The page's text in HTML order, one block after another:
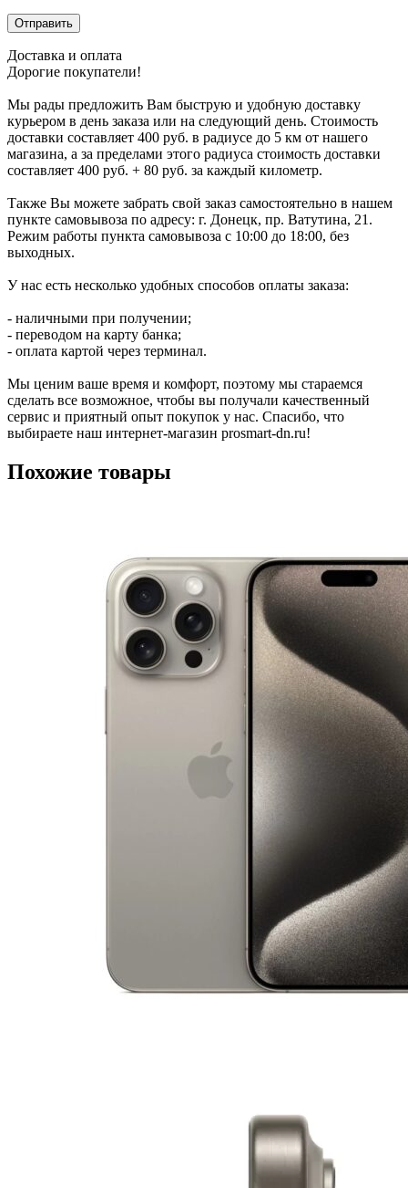
Доставка и оплата
Дорогие покупатели!
Мы рады предложить Вам быструю и удобную доставку
курьером в день заказа или на следующий день. Стоимость
доставки составляет 400 руб. в радиусе до 5 км от нашего
магазина, а за пределами этого радиуса стоимость доставки
составляет 400 руб. + 80 руб. за каждый километр.
Также Вы можете забрать свой заказ самостоятельно в нашем
пункте самовывоза по адресу: г. Донецк, пр. Ватутина, 21.
Режим работы пункта самовывоза с 10:00 до 18:00, без
выходных.
У нас есть несколько удобных способов оплаты заказа:
- наличными при получении;
- переводом на карту банка;
- оплата картой через терминал.
Мы ценим ваше время и комфорт, поэтому мы стараемся
сделать все возможное, чтобы вы получали качественный
сервис и приятный опыт покупок у нас. Спасибо, что
выбираете наш интернет-магазин prosmart-dn.ru!
Похожие товары